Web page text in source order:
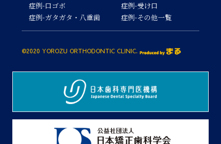
症例-口ゴボ
症例-ガタガタ・八重歯
症例-受け口
症例-その他一覧
©2020 YOROZU ORTHODONTIC CLINIC.